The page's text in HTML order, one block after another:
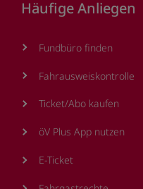
Häufige Anliegen
Fundbüro finden
Fahrausweiskontrolle
Ticket/Abo kaufen
öV Plus App nutzen
E-Ticket